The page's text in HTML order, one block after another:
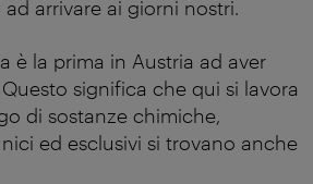
arrivare ai giorni nostri.
è la prima in Austria ad aver
significa che qui si lavora
di sostanze chimiche,
ed esclusivi si trovano anche